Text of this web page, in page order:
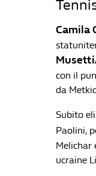
Camila
con il
da
Subito
Paolini,
Melichar
ucraine